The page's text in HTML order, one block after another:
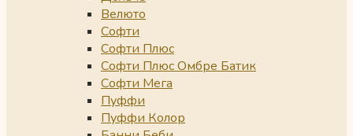
Велюто
Софти
Софти Плюс
Софти Плюс Омбре Батик
Софти Мега
Пуффи
Пуффи Колор